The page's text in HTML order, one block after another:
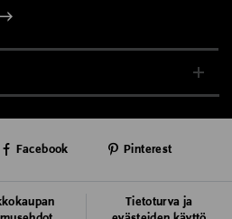
Tietoturva ja
Facebook Pinterest